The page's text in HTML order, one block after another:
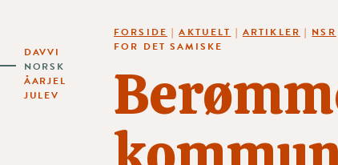
DAVVI
NORSK
ÅARJEL
JULEV
FORSIDE |AKTUELT | ARTIKLER | NSR
FOR DET SAMISKE